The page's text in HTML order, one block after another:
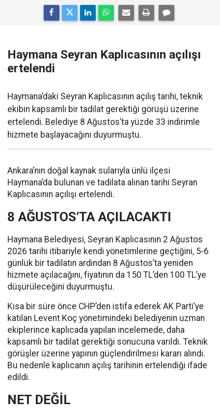
Haymana Seyran Kaplıcasının açılışı
ertelendi
Haymana’daki Seyran Kaplıcasının açılış tarihi, teknik
ekibin kapsamlı bir tadilat gerektiği görüşü üzerine
ertelendi. Belediye 8 Ağustos’ta yüzde 33 indirimle
hizmete başlayacağını duyurmuştu.
Ankara’nın doğal kaynak sularıyla ünlü ilçesi
Haymana’da bulunan ve tadilata alınan tarihi Seyran
Kaplıcasının açılışı ertelendi.
8 AĞUSTOS’TA AÇILACAKTI
Haymana Belediyesi, Seyran Kaplıcasının 2 Ağustos
2026 tarihi itibariyle kendi yönetimlerine geçtiğini, 5-6
günlük bir tadilatın ardından 8 Ağustos’ta yeniden
hizmete açılacağını, fiyatının da 150 TL’den 100 TL’ye
düşürüleceğini duyurmuştu.
Kısa bir süre önce CHP’den istifa ederek AK Parti’ye
katılan Levent Koç yönetimindeki belediyenin uzman
ekiplerince kaplıcada yapılan incelemede, daha
kapsamlı bir tadilat gerektiği sonucuna varıldı. Teknik
görüşler üzerine yapının güçlendirilmesi kararı alındı.
Bu nedenle kaplıcanın açılış tarihinin ertelendiği ifade
edildi.
NET DEĞİL